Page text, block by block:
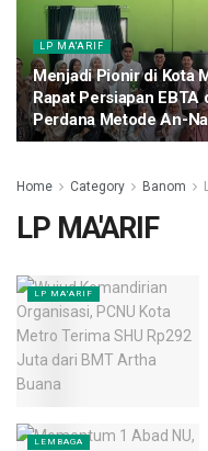
LP MA'ARIF
Menjadi Pionir di Kota
Rapat Persiapan EBTA
Perdana Metode An-
Home Category Banom
LP MA'ARIF
LP MA'ARIF
LEMBAGA